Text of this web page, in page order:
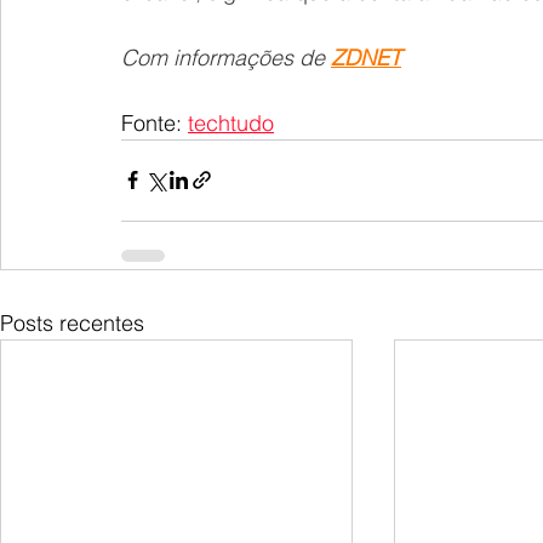
Com informações de ZDNET
Fonte: techtudo
Posts recentes